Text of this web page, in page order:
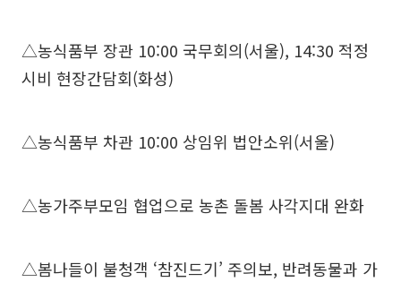
△농식품부 장관 10:00 국무회의(서울), 14:30 적정
시비 현장간담회(화성)
△농식품부 차관 10:00 상임위 법안소위(서울)
△농가주부모임 협업으로 농촌 돌봄 사각지대 완화
△봄나들이 불청객 ‘참진드기’ 주의보, 반려동물과 가